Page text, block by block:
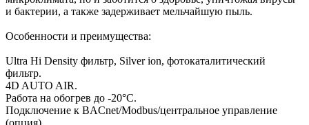
и бактерии, а также задерживает мельчайшую пыль.
Особенности и преимущества:
Ultra Hi Density фильтр, Silver ion, фотокаталитический
фильтр.
4D AUTO AIR.
Работа на обогрев до -20°C.
Подключение к BACnet/Modbus/центральное управление
(опция).